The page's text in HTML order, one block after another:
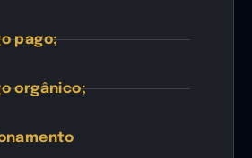
pago;
orgânico;